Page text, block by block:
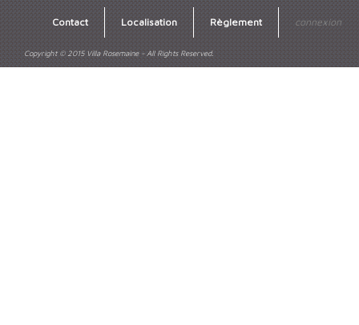
Contact Localisation Règlement connexion
Copyright © 2015 Villa Rosemaine - All Rights Reserved.